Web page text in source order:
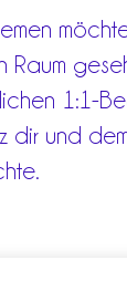
Raum
1:1-
dir und